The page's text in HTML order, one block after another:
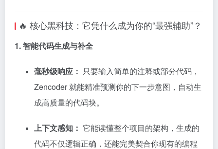
🔥 核心黑科技：它凭什么成为你的“最强辅助”？
1. 智能代码生成与补全
毫秒级响应： 只要输入简单的注释或部分代码，
Zencoder 就能精准预测你的下一步意图，自动生
成高质量的代码块。
上下文感知： 它能读懂整个项目的架构，生成的
代码不仅逻辑正确，还能完美契合你现有的编程